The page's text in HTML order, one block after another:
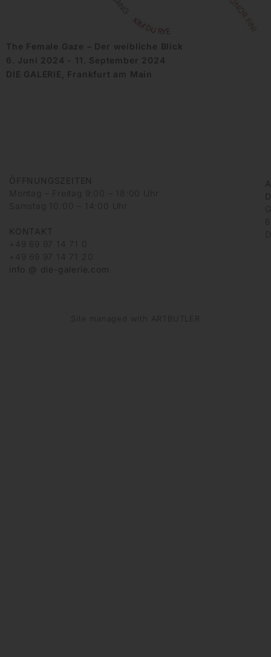
The Female Gaze – Der weibliche Blick
6. Juni 2024 - 11. September 2024
DIE GALERIE, Frankfurt am Main
ÖFFNUNGSZEITEN
Montag – Freitag 9:00 – 18:00 Uhr
Samstag 10:00 – 14:00 Uhr
KONTAKT
+49 69 97 14 71 0
+49 69 97 14 71 20
info @ die-galerie.com
Site managed with ARTBUTLER